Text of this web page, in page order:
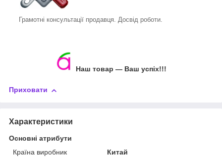
Грамотні консультації продавця. Досвід роботи.
Наш товар ― Ваш успіх!!!
Приховати
Характеристики
Основні атрибути
Країна виробник
Китай